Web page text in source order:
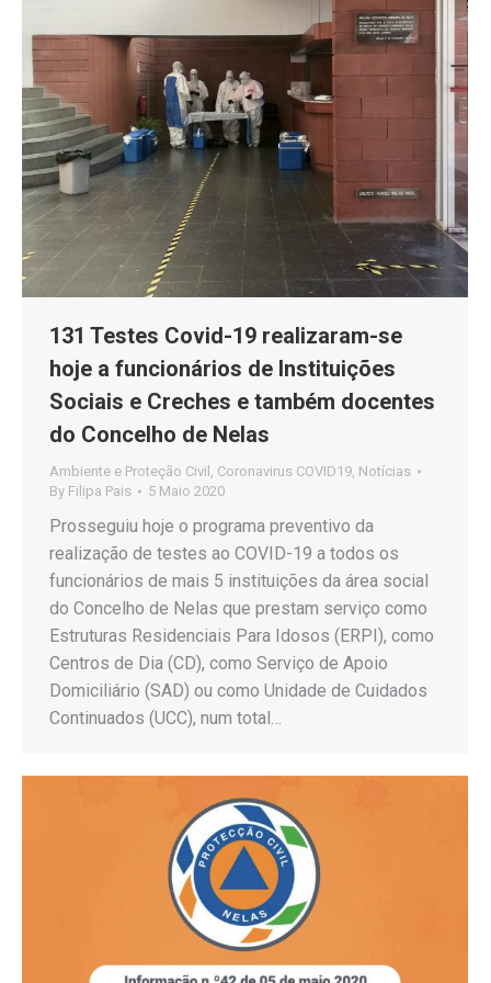
131 Testes Covid-19 realizaram-se
hoje a funcionários de Instituições
Sociais e Creches e também docentes
do Concelho de Nelas
Ambiente e Proteção Civil , Coronavirus COVID19, Notícias
By Filipa Pais 5 Maio 2020
Prosseguiu hoje o programa preventivo da
realização de testes ao COVID-19 a todos os
funcionários de mais 5 instituições da área social
do Concelho de Nelas que prestam serviço como
Estruturas Residenciais Para Idosos (ERPI), como
Centros de Dia (CD), como Serviço de Apoio
Domiciliário (SAD) ou como Unidade de Cuidados
Continuados (UCC), num total…